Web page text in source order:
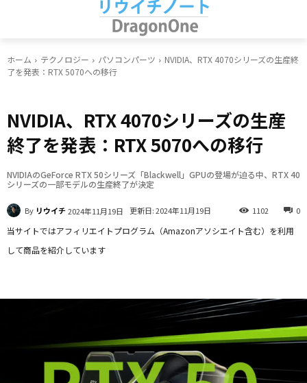
ホーム テクノロジー パソコンパーツ
NVIDIA、RTX 4070シリーズの生産終
了を発表：RTX 5070への移行
NVIDIA、RTX 4070シリーズの生産
終了を発表：RTX 5070への移行
NVIDIAのGeForce RTX 50シリーズ「Blackwell」GPUの登場が迫る中、RTX 40
シリーズの一部モデルの生産終了が決定
By リウイチ2024年11月19日 更新日:2024年11月19日 0
1102
当サイトではアフィリエイトプログラム（Amazonアソシエイト含む）を利用
して商品を紹介しています